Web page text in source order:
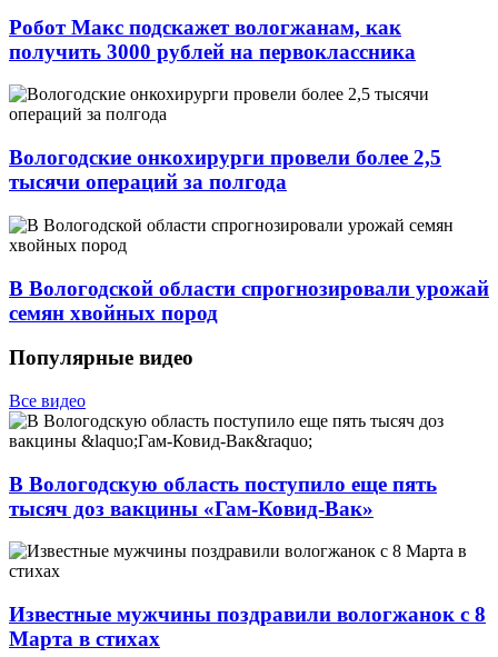
Робот Макс подскажет вологжанам, как
получить 3000 рублей на первоклассника
Вологодские онкохирурги провели более 2,5
тыcячи операций за полгода
В Вологодской области спрогнозировали урожай
семян хвойных пород
Популярные видео
Все видео
В Вологодскую область поступило еще пять
тысяч доз вакцины «Гам-Ковид-Вак»
Известные мужчины поздравили вологжанок с 8
Марта в стихах